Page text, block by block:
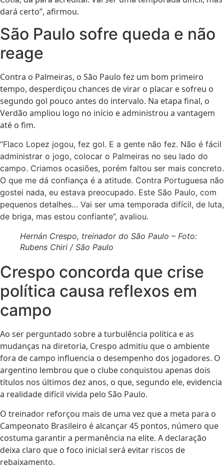
dará certo”, afirmou.
São Paulo sofre queda e não
reage
Contra o Palmeiras, o São Paulo fez um bom primeiro
tempo, desperdiçou chances de virar o placar e sofreu o
segundo gol pouco antes do intervalo. Na etapa final, o
Verdão ampliou logo no início e administrou a vantagem
até o fim.
“Flaco Lopez jogou, fez gol. E a gente não fez. Não é fácil
administrar o jogo, colocar o Palmeiras no seu lado do
campo. Criamos ocasiões, porém faltou ser mais concreto.
O que me dá confiança é a atitude. Contra Portuguesa não
gostei nada, eu estava preocupado. Este São Paulo, com
pequenos detalhes… Vai ser uma temporada difícil, de luta,
de briga, mas estou confiante”, avaliou.
Hernán Crespo, treinador do São Paulo – Foto:
Rubens Chiri / São Paulo
Crespo concorda que crise
política causa reflexos em
campo
Ao ser perguntado sobre a turbulência política e as
mudanças na diretoria, Crespo admitiu que o ambiente
fora de campo influencia o desempenho dos jogadores. O
argentino lembrou que o clube conquistou apenas dois
títulos nos últimos dez anos, o que, segundo ele, evidencia
a realidade difícil vivida pelo São Paulo.
O treinador reforçou mais de uma vez que a meta para o
Campeonato Brasileiro é alcançar 45 pontos, número que
costuma garantir a permanência na elite. A declaração
deixa claro que o foco inicial será evitar riscos de
rebaixamento.